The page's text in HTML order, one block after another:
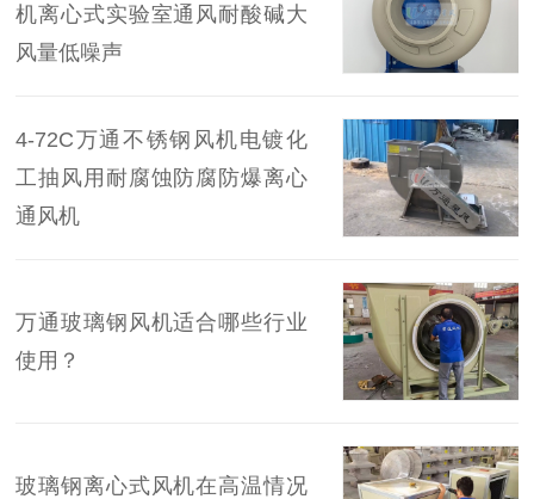
机离心式实验室通风耐酸碱大
风量低噪声
4-72C万通不锈钢风机电镀化
工抽风用耐腐蚀防腐防爆离心
通风机
万通玻璃钢风机适合哪些行业
使用？
玻璃钢离心式风机在高温情况